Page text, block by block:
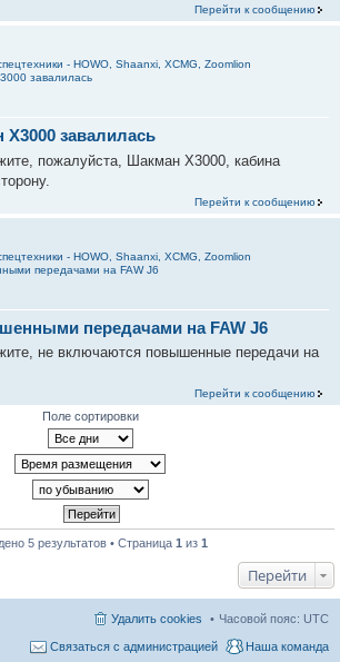
Перейти к сообщению
- HOWO, Shaanxi, XCMG, Zoomlion
завалилась
завалилась
пожалуйста, Шакман Х3000, кабина
Перейти к сообщению
- HOWO, Shaanxi, XCMG, Zoomlion
передачами на FAW J6
передачами на FAW J6
не включаются повышенные передачи на
Перейти к сообщению
Поле сортировки
5 результатов • Страница 1 из 1
Перейти
Часовой пояс: UTC
Удалить cookies
Наша команда
Связаться с администрацией